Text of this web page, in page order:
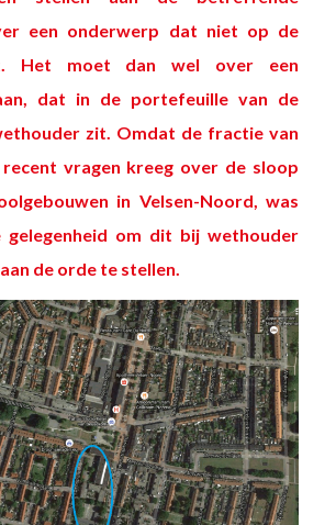
een onderwerp dat niet op de
Het moet dan wel over een
dat in de portefeuille van de
zit. Omdat de fractie van
recent vragen kreeg over de sloop
in Velsen-Noord, was
gelegenheid om dit bij wethouder
de orde te stellen.